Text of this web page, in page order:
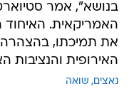
בנושא", אמר
האמריקאית. האיחוד
את תמיכתו,
האירופית והנציבות
נאצים שואה